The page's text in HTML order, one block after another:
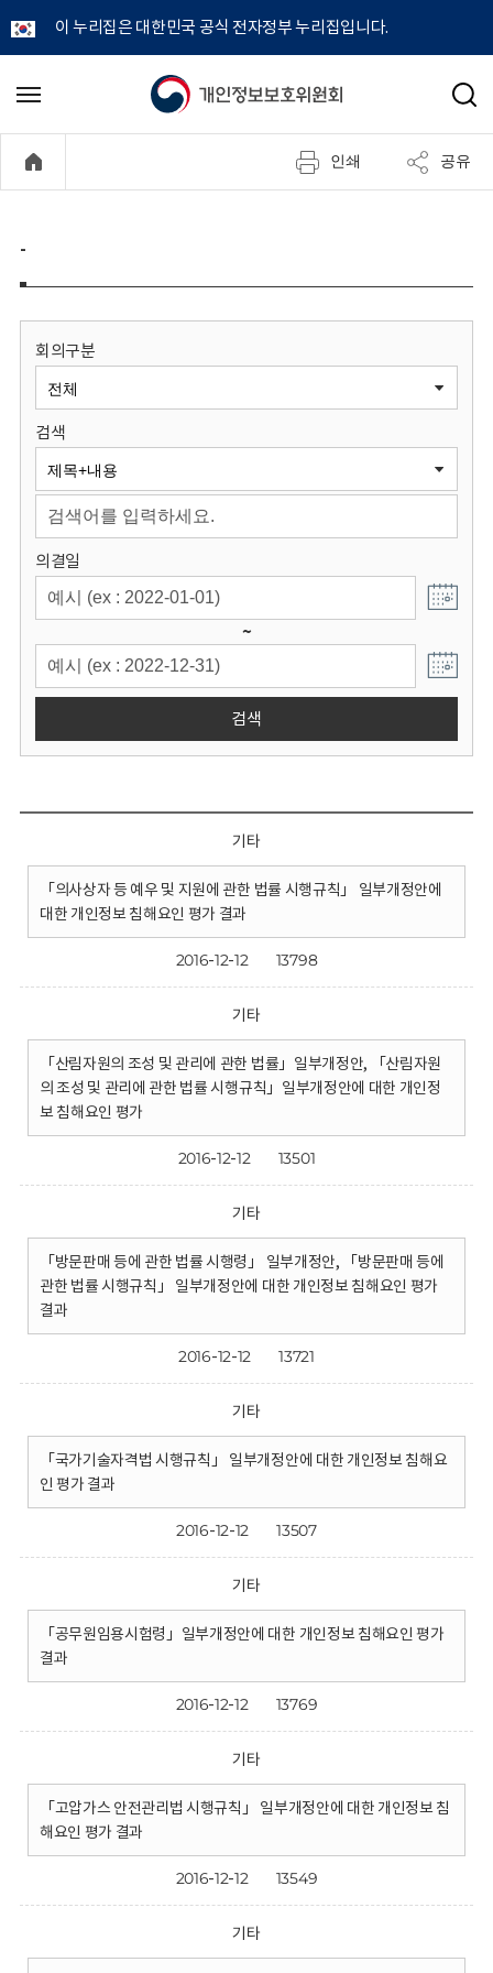
이 누리집은 대한민국 공식 전자정부 누리집입니다.
개
정
보
원
회
메
기
검
인쇄 공유
-
회의구분
검색
의결일
~
검색
기타
「의사상자 등 예우 및 지원에 관한 법률 시행규칙」 일부개정안에
대한 개인정보 침해요인 평가 결과
2016-12-12 13798
기타
「산림자원의 조성 및 관리에 관한 법률」일부개정안, 「산림자원
의 조성 및 관리에 관한 법률 시행규칙」일부개정안에 대한 개인정
보 침해요인 평가
2016-12-12 13501
기타
「방문판매 등에 관한 법률 시행령」 일부개정안, 「방문판매 등에
관한 법률 시행규칙」 일부개정안에 대한 개인정보 침해요인 평가
결과
2016-12-12 13721
기타
「국가기술자격법 시행규칙」 일부개정안에 대한 개인정보 침해요
인 평가 결과
2016-12-12 13507
기타
「공무원임용시험령」일부개정안에 대한 개인정보 침해요인 평가
결과
2016-12-12 13769
기타
「고압가스 안전관리법 시행규칙」 일부개정안에 대한 개인정보 침
해요인 평가 결과
2016-12-12 13549
기타